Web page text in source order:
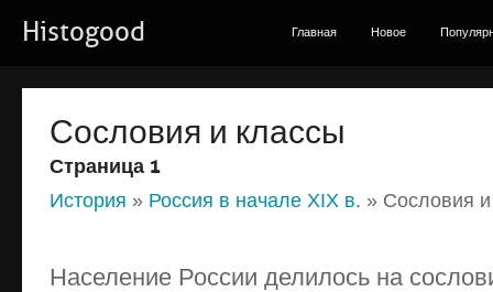
Histogood Главная Новое
Сословия и классы
Страница 1
История » Россия в начале XIX в. » Сословия
Население России делилось на